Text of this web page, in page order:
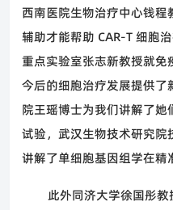
西南医院生物治疗中心钱
辅助才能帮助 CAR-T细胞
重点实验室张志新教授就免
今后的细胞治疗发展提供
院王瑶博士为我们讲解了她
试验，武汉生物技术研究
讲解了单细胞基因组学在精
此外同济大学徐国彤